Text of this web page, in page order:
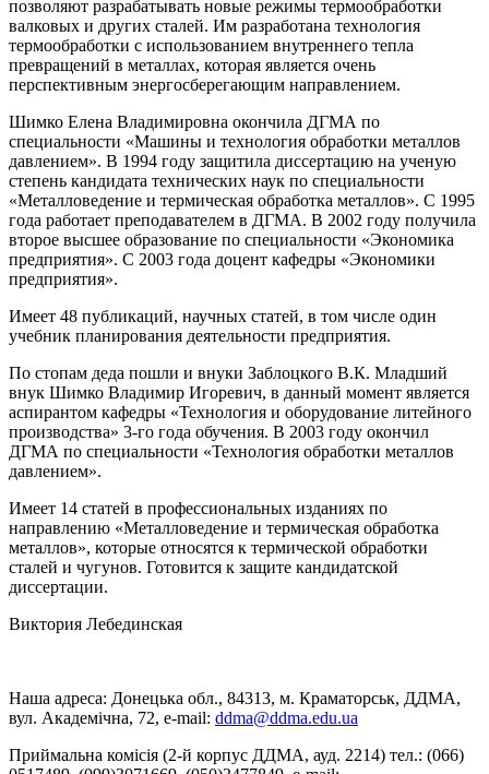
позволяют разрабатывать новые режимы термообработки
валковых и других сталей. Им разработана технология
термообработки с использованием внутреннего тепла
превращений в металлах, которая является очень
перспективным энергосберегающим направлением.
Шимко Елена Владимировна окончила ДГМА по
специальности «Машины и технология обработки металлов
давлением». В 1994 году защитила диссертацию на ученую
степень кандидата технических наук по специальности
«Металловедение и термическая обработка металлов». С 1995
года работает преподавателем в ДГМА. В 2002 году получила
второе высшее образование по специальности «Экономика
предприятия». С 2003 года доцент кафедры «Экономики
предприятия».
Имеет 48 публикаций, научных статей, в том числе один
учебник планирования деятельности предприятия.
По стопам деда пошли и внуки Заблоцкого В.К. Младший
внук Шимко Владимир Игоревич, в данный момент является
аспирантом кафедры «Технология и оборудование литейного
производства» 3-го года обучения. В 2003 году окончил
ДГМА по специальности «Технология обработки металлов
давлением».
Имеет 14 статей в профессиональных изданиях по
направлению «Металловедение и термическая обработка
металлов», которые относятся к термической обработки
сталей и чугунов. Готовится к защите кандидатской
диссертации.
Виктория Лебединская
Наша адреса: Донецька обл., 84313, м. Краматорськ, ДДМА,
вул. Академічна, 72, е-mail: ddma@ddma.edu.ua
Приймальна комісія (2-й корпус ДДМА, ауд. 2214) тел.: (066)